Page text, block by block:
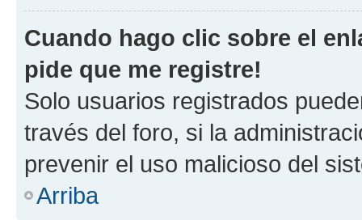
Cuando hago clic sobre el
pide que me registre!
Solo usuarios registrados
través del foro, si la
prevenir el uso malicioso del
Arriba